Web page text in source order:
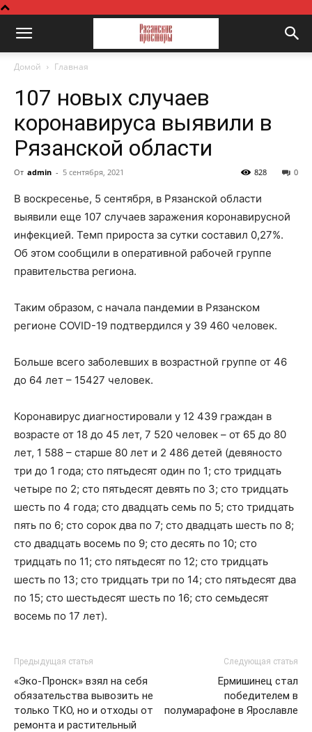
Домой Главная
107 новых случаев
коронавируса выявили в
Рязанской области
От admin - 5 сентября, 2021 0
828
В воскресенье, 5 сентября, в Рязанской области
выявили еще 107 случаев заражения коронавирусной
инфекцией. Темп прироста за сутки составил 0,27%.
Об этом сообщили в оперативной рабочей группе
правительства региона.
Таким образом, с начала пандемии в Рязанском
регионе COVID-19 подтвердился у 39 460 человек.
Больше всего заболевших в возрастной группе от 46
до 64 лет – 15427 человек.
Коронавирус диагностировали у 12 439 граждан в
возрасте от 18 до 45 лет, 7 520 человек – от 65 до 80
лет, 1 588 – старше 80 лет и 2 486 детей (девяносто
три до 1 года; сто пятьдесят один по 1; сто тридцать
четыре по 2; сто пятьдесят девять по 3; сто тридцать
шесть по 4 года; сто двадцать семь по 5; сто тридцать
пять по 6; сто сорок два по 7; сто двадцать шесть по 8;
сто двадцать восемь по 9; сто десять по 10; сто
тридцать по 11; сто пятьдесят по 12; сто тридцать
шесть по 13; сто тридцать три по 14; сто пятьдесят два
по 15; сто шестьдесят шесть по 16; сто семьдесят
восемь по 17 лет).
Предыдущая статья
«Эко-Пронск» взял на себя
обязательства вывозить не
только ТКО, но и отходы от
ремонта и растительный
Следующая статья
Ермишинец стал
победителем в
полумарафоне в Ярославле